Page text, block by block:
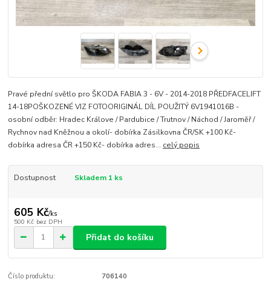
Pravé přední světlo pro ŠKODA FABIA 3 - 6V - 2014-2018 PŘEDFACELIFT
14-18POŠKOZENÉ VIZ FOTOORIGINÁL DÍL POUŽITÝ 6V1941016B -
osobní odběr: Hradec Králove / Pardubice / Trutnov / Náchod / Jaroměř /
Rychnov nad Kněžnou a okolí- dobírka Zásilkovna ČR/SK +100 Kč-
dobírka adresa ČR +150 Kč- dobírka adres... celý popis
Dostupnost Skladem 1 ks
605 Kč/ks
500 Kč bez DPH
Přidat do košíku
Číslo produktu: 706140